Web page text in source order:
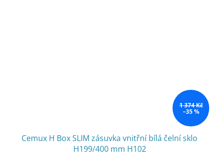
1 374 Kč
–35 %
Cemux H Box SLIM zásuvka vnitřní bílá čelní sklo
H199/400 mm H102